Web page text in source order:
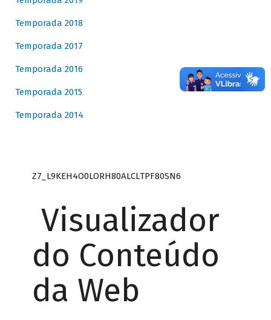
Temporada 2018
Temporada 2017
Temporada 2016
Temporada 2015
Temporada 2014
Z7_L9KEH4O0LORH80ALCLTPF80SN6
Visualizador
do Conteúdo
da Web